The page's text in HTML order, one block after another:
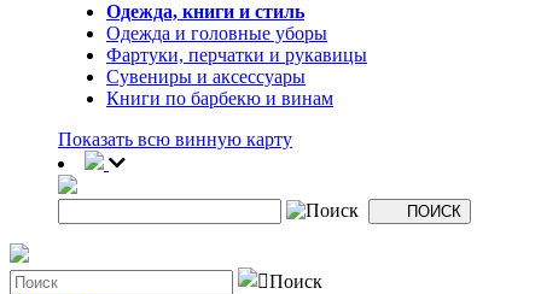
Одежда, книги и стиль
Одежда и головные уборы
Фартуки, перчатки и рукавицы
Сувениры и аксессуары
Книги по барбекю и винам
Показать всю винную карту